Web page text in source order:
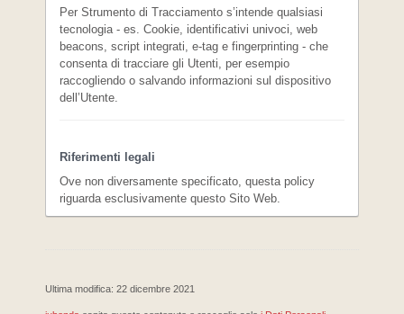
Per Strumento di Tracciamento s’intende qualsiasi
tecnologia - es. Cookie, identificativi univoci, web
beacons, script integrati, e-tag e fingerprinting - che
consenta di tracciare gli Utenti, per esempio
raccogliendo o salvando informazioni sul dispositivo
dell’Utente.
Riferimenti legali
Ove non diversamente specificato, questa policy
riguarda esclusivamente questo Sito Web.
Ultima modifica: 22 dicembre 2021